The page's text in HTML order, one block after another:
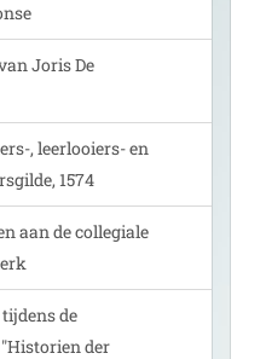
Joris De
, leerlooiers- en
1574
aan de collegiale
de
der